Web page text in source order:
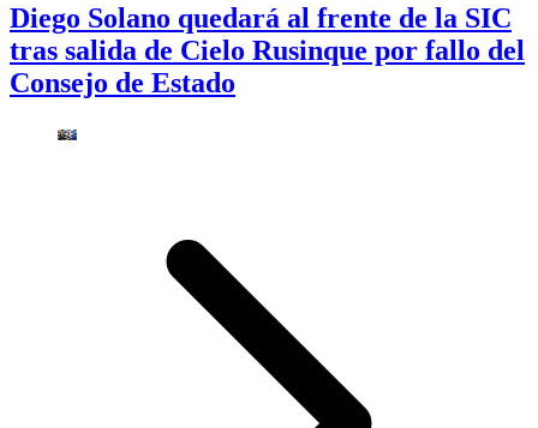
Diego Solano quedará al frente de la SIC
tras salida de Cielo Rusinque por fallo del
Consejo de Estado